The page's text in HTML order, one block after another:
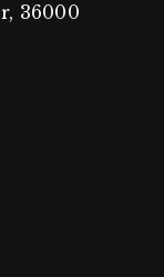
36000